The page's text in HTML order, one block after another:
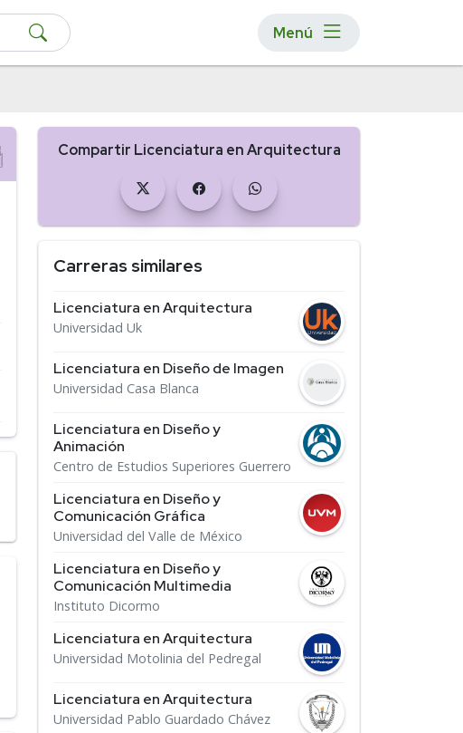
Menú
Compartir Licenciatura en Arquitectura
Carreras similares
Licenciatura en Arquitectura
Universidad Uk
Licenciatura en Diseño de Imagen
Universidad Casa Blanca
Licenciatura en Diseño y
Animación
Centro de Estudios Superiores Guerrero
Licenciatura en Diseño y
Comunicación Gráfica
Universidad del Valle de México
Licenciatura en Diseño y
Comunicación Multimedia
Instituto Dicormo
Licenciatura en Arquitectura
Universidad Motolinia del Pedregal
Licenciatura en Arquitectura
Universidad Pablo Guardado Chávez